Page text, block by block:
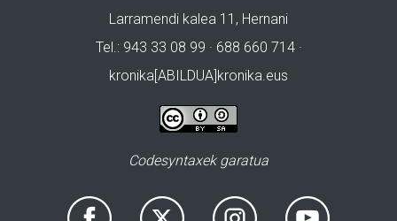
Larramendi kalea 11, Hernani
Tel.: 943 33 08 99 · 688 660 714 ·
kronika[ABILDUA]kronika.eus
Codesyntaxek garatua